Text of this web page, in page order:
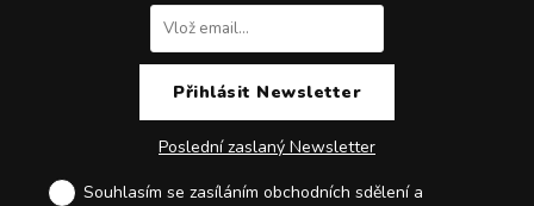
Poslední zaslaný Newsletter
Souhlasím se zasíláním obchodních sdělení a